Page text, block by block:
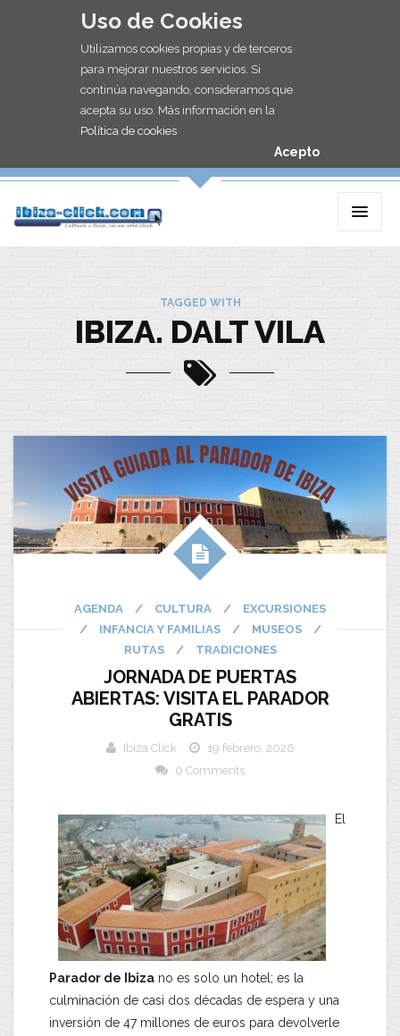
Uso de Cookies
Utilizamos cookies propias y de terceros
para mejorar nuestros servicios. Si
continúa navegando, consideramos que
acepta su uso. Más información en la
Política de cookies
Acepto
TAGGED WITH
IBIZA. DALT VILA
AGENDA / CULTURA /
EXCURSIONES
/
INFANCIA Y FAMILIAS / MUSEOS
/
RUTAS
/ TRADICIONES
JORNADA DE PUERTAS
ABIERTAS: VISITA EL PARADOR
GRATIS
Ibiza Click
19 febrero, 2026
0 Comments
El
Parador de Ibiza no es solo un hotel; es la
culminación de casi dos décadas de espera y una
inversión de 47 millones de euros para devolverle